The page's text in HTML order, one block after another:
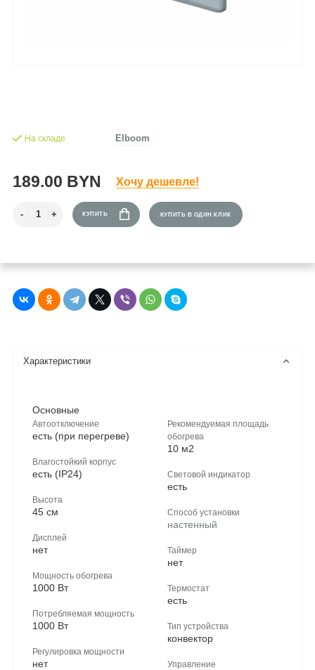
На складе Elboom
189.00 BYN Хочу дешевле!
КУПИТЬ КУПИТЬ В ОДИН КЛИК
Характеристики
Основные
Автоотключение
есть (при перегреве)
Влагостойкий корпус
есть (IP24)
Высота
45 см
Дисплей
нет
Мощность обогрева
1000 Вт
Потребляемая мощность
1000 Вт
Регулировка мощности
нет
Рекомендуемая площадь
обогрева
10 м2
Световой индикатор
есть
Способ установки
настенный
Таймер
нет
Термостат
есть
Тип устройства
конвектор
Управление